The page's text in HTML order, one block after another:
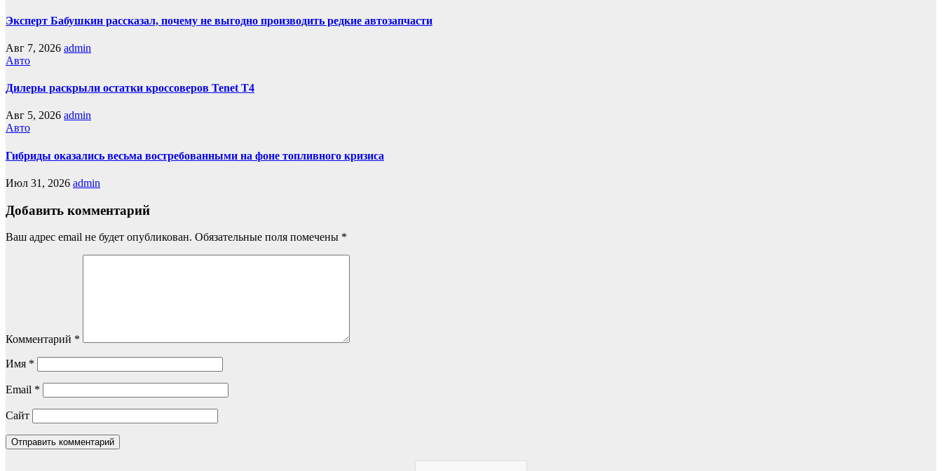
Эксперт Бабушкин рассказал, почему не выгодно производить редкие автозапчасти
Авг 7, 2026 admin
Авто
Дилеры раскрыли остатки кроссоверов Tenet T4
Авг 5, 2026 admin
Авто
Гибриды оказались весьма востребованными на фоне топливного кризиса
Июл 31, 2026 admin
Добавить комментарий
Ваш адрес email не будет опубликован. Обязательные поля помечены *
Комментарий *
Имя *
Email *
Сайт